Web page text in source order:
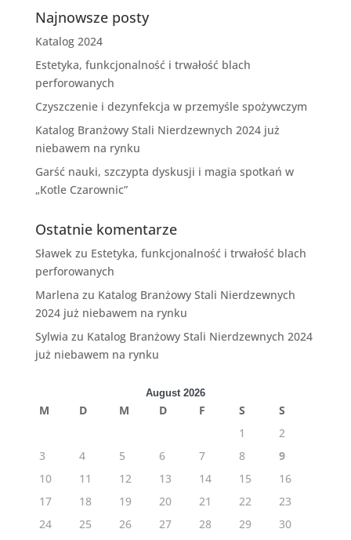
Najnowsze posty
Katalog 2024
Estetyka, funkcjonalność i trwałość blach
perforowanych
Czyszczenie i dezynfekcja w przemyśle spożywczym
Katalog Branżowy Stali Nierdzewnych 2024 już
niebawem na rynku
Garść nauki, szczypta dyskusji i magia spotkań w
„Kotle Czarownic”
Ostatnie komentarze
Sławek zu Estetyka, funkcjonalność i trwałość blach
perforowanych
Marlena zu Katalog Branżowy Stali Nierdzewnych
2024 już niebawem na rynku
Sylwia zu Katalog Branżowy Stali Nierdzewnych 2024
już niebawem na rynku
August 2026
M D M D F S
S
1
2
3
4 5 6 7 8
9
10
11 12 13 14 15
16
17
18 19 20 21 22
23
24
25 26 27 28 29
30